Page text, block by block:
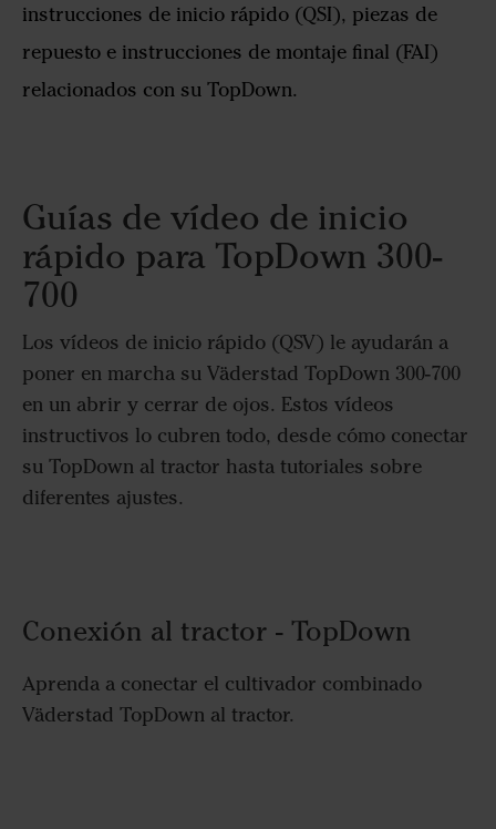
instrucciones de inicio rápido (QSI), piezas de
repuesto e instrucciones de montaje final (FAI)
relacionados con su TopDown.
Guías de vídeo de inicio
rápido para TopDown 300-
700
Los vídeos de inicio rápido (QSV) le ayudarán a
poner en marcha su Väderstad TopDown 300-700
en un abrir y cerrar de ojos. Estos vídeos
instructivos lo cubren todo, desde cómo conectar
su TopDown al tractor hasta tutoriales sobre
diferentes ajustes.
Conexión al tractor - TopDown
Aprenda a conectar el cultivador combinado
Väderstad TopDown al tractor.